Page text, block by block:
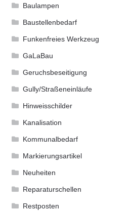
Verschiedenes
Werkzeuge
Baulampen
Baustellenbedarf
Funkenfreies Werkzeug
GaLaBau
Geruchsbeseitigung
Gully/Straßeneinläufe
Hinweisschilder
Kanalisation
Kommunalbedarf
Markierungsartikel
Neuheiten
Reparaturschellen
Restposten